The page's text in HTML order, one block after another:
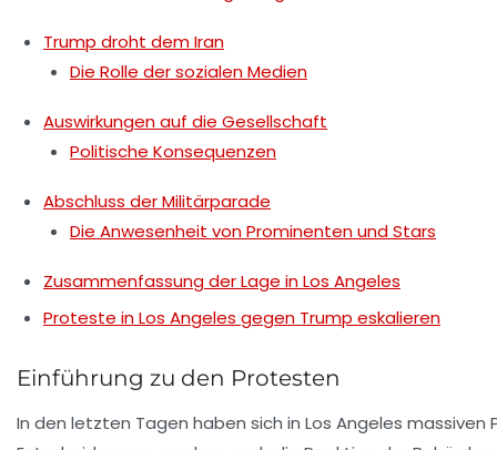
Trump droht dem Iran
Die Rolle der sozialen Medien
Auswirkungen auf die Gesellschaft
Politische Konsequenzen
Abschluss der Militärparade
Die Anwesenheit von Prominenten und Stars
Zusammenfassung der Lage in Los Angeles
Proteste in Los Angeles gegen Trump eskalieren
Einführung zu den Protesten
In den letzten Tagen haben sich in Los Angeles